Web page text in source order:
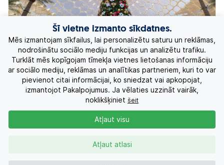
ZIEMASSVĒTKI APVIENOTAJOS ARĀBU EMIRĀTOS.
Ceļojuma datumi
Šī vietne izmanto sīkdatnes.
Mēs izmantojam sīkfailus, lai personalizētu saturu un reklāmas,
nodrošinātu sociālo mediju funkcijas un analizētu trafiku.
Turklāt mēs kopīgojam tīmekļa vietnes lietošanas informāciju
ar sociālo mediju, reklāmas un analītikas partneriem, kuri to var
pievienot citai informācijai, ko sniedzat vai apkopojat,
izmantojot Pakalpojumus. Ja vēlaties uzzināt vairāk,
noklikšķiniet šeit
Atļaut atlasi
Atļaut visu